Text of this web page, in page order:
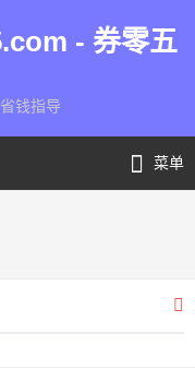
- 券零五
钱指导
菜单